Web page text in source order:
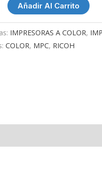
Añadir Al Carrito
IMPRESORAS A COLOR,
COLOR, MPC, RICOH